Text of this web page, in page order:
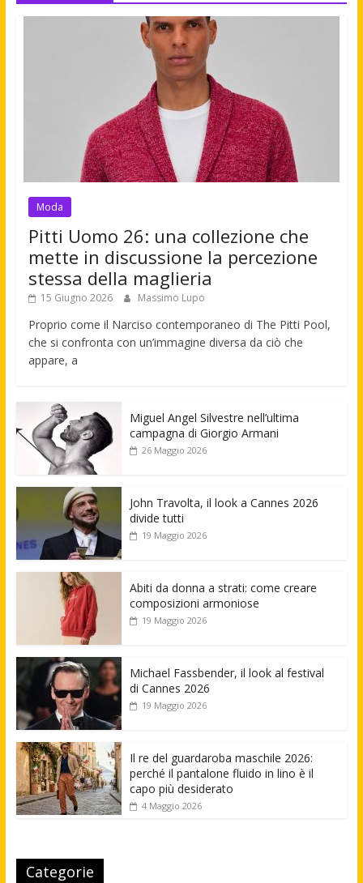
Moda
Pitti Uomo 26: una collezione che
mette in discussione la percezione
stessa della maglieria
15 Giugno 2026 Massimo Lupo
Proprio come il Narciso contemporaneo di The Pitti Pool,
che si confronta con un’immagine diversa da ciò che
appare, a
Miguel Angel Silvestre nell’ultima
campagna di Giorgio Armani
26 Maggio 2026
John Travolta, il look a Cannes 2026
divide tutti
19 Maggio 2026
Abiti da donna a strati: come creare
composizioni armoniose
19 Maggio 2026
Michael Fassbender, il look al festival
di Cannes 2026
19 Maggio 2026
Il re del guardaroba maschile 2026:
perché il pantalone fluido in lino è il
capo più desiderato
4 Maggio 2026
Categorie